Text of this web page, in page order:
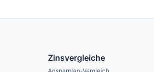
Zinsvergleiche